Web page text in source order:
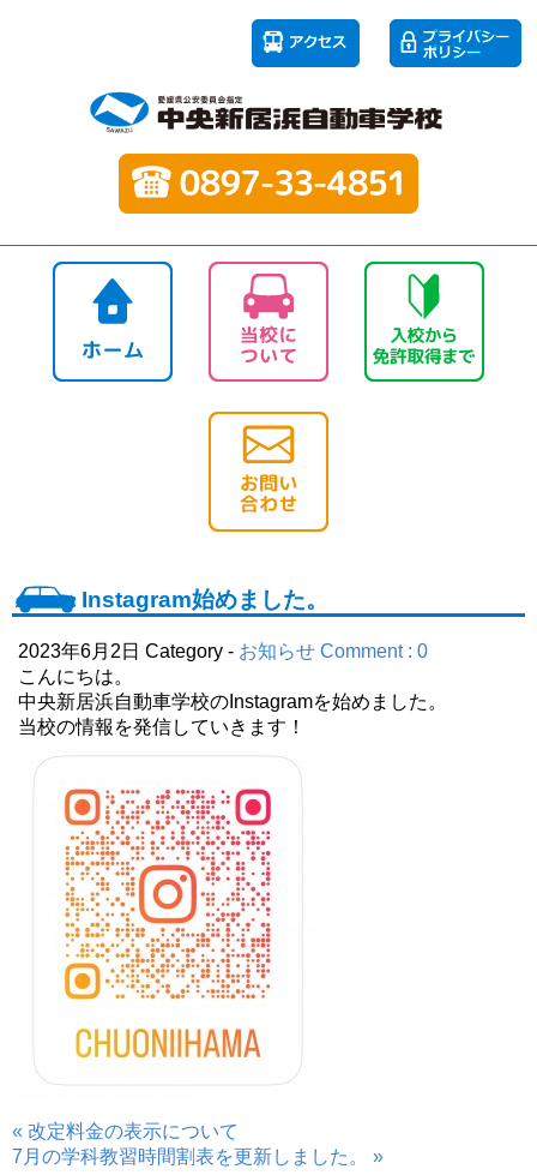
Instagram始めました。
2023年6月2日 Category - お知らせ Comment : 0
こんにちは。
中央新居浜自動車学校のInstagramを始めました。
当校の情報を発信していきます！
« 改定料金の表示について
7月の学科教習時間割表を更新しました。 »